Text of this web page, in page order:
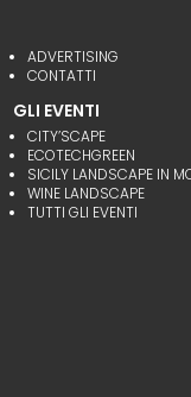
ADVERTISING
CONTATTI
GLI EVENTI
CITY’SCAPE
ECOTECHGREEN
SICILY LANDSCAPE IN
WINE LANDSCAPE
TUTTI GLI EVENTI